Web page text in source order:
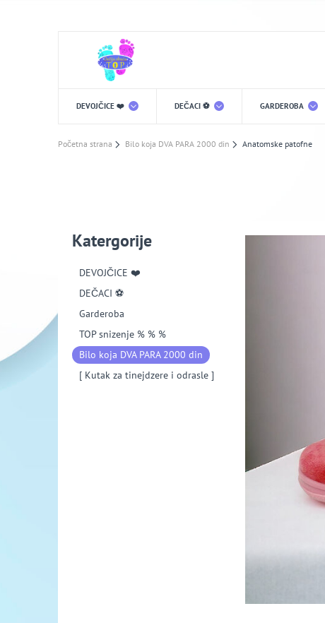
DEVOJČICE ❤️ DEČACI ⚽️ GARDEROBA
Početna strana Bilo koja DVA PARA 2000 din Anatomske patofne
Katergorije
DEVOJČICE ❤️
DEČACI ⚽️
Garderoba
TOP snizenje % % %
Bilo koja DVA PARA 2000 din
[ Kutak za tinejdzere i odrasle ]